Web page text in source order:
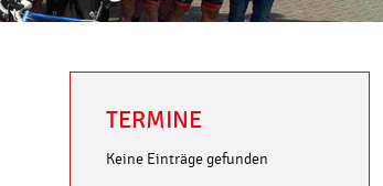
TERMINE
Keine Einträge gefunden